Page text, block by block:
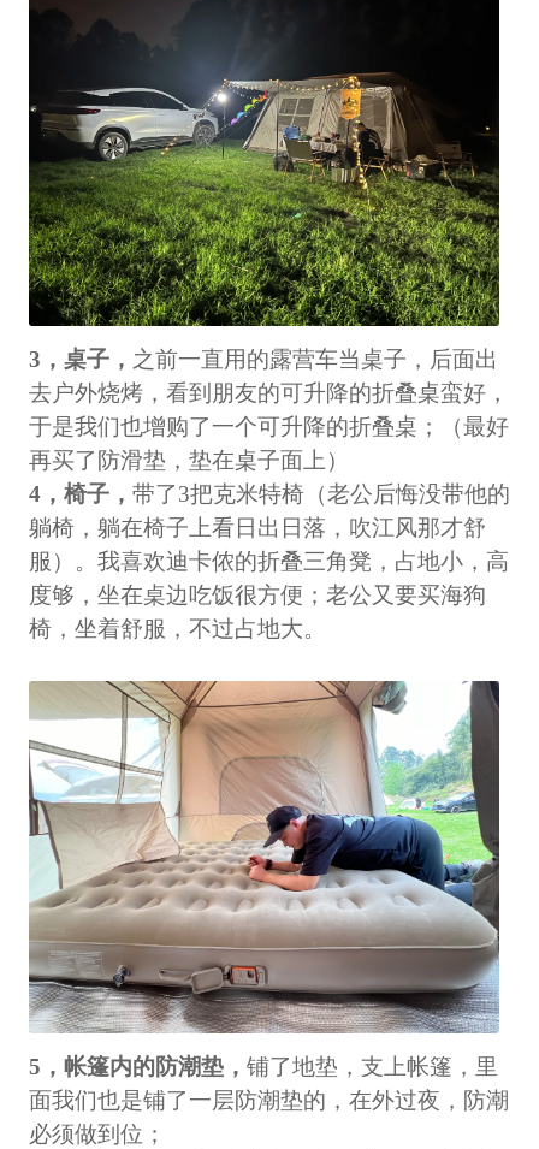
3，桌子， 之前一直用的露营车当桌子，后面出
去户外烧烤，看到朋友的可升降的折叠桌蛮好，
于是我们也增购了一个可升降的折叠桌；（最好
再买了防滑垫，垫在桌子面上）
4，椅子， 带了3把克米特椅（老公后悔没带他的
躺椅，躺在椅子上看日出日落，吹江风那才舒
服）。我喜欢迪卡侬的折叠三角凳，占地小，高
度够，坐在桌边吃饭很方便；老公又要买海狗
椅，坐着舒服，不过占地大。
5，帐篷内的防潮垫， 铺了地垫，支上帐篷，里
面我们也是铺了一层防潮垫的，在外过夜，防潮
必须做到位；